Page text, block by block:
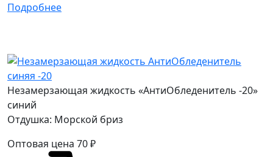
Подробнее
Незамерзающая жидкость «АнтиОбледенитель -20»
синий
Отдушка: Морской бриз
Оптовая цена 70₽